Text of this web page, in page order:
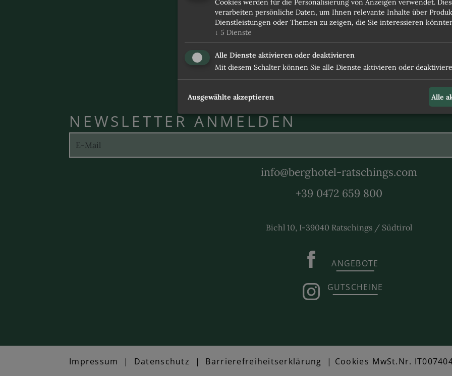
FAQS (UND
NEWSLETTER ANMELDEN
info@berghotel-ratschings.com
+39 0472 659 800
Bichl 10, I-39040 Ratschings / Südtirol
ANGEBOTE
GUTSCHEINE
Impressum | Datenschutz | Barrierefreiheitserklärung | Cookies MwSt.Nr.
Cookies werden für die Personalisierung von Anzeigen verwendet.
verarbeiten persönliche Daten, um Ihnen relevante Inhalte über
Dienstleistungen oder Themen zu zeigen, die Sie interessieren
↓ 5 Dienste
Alle Dienste aktivieren oder deaktivieren
Mit diesem Schalter können Sie alle Dienste aktivieren oder
Ausgewählte akzeptieren Alle